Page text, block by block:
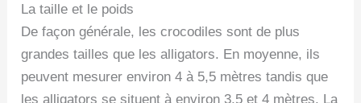
La taille et le poids
De façon générale, les crocodiles sont de plus
grandes tailles que les alligators. En moyenne, ils
peuvent mesurer environ 4 à 5,5 mètres tandis que
les alligators se situent à environ 3,5 et 4 mètres. La